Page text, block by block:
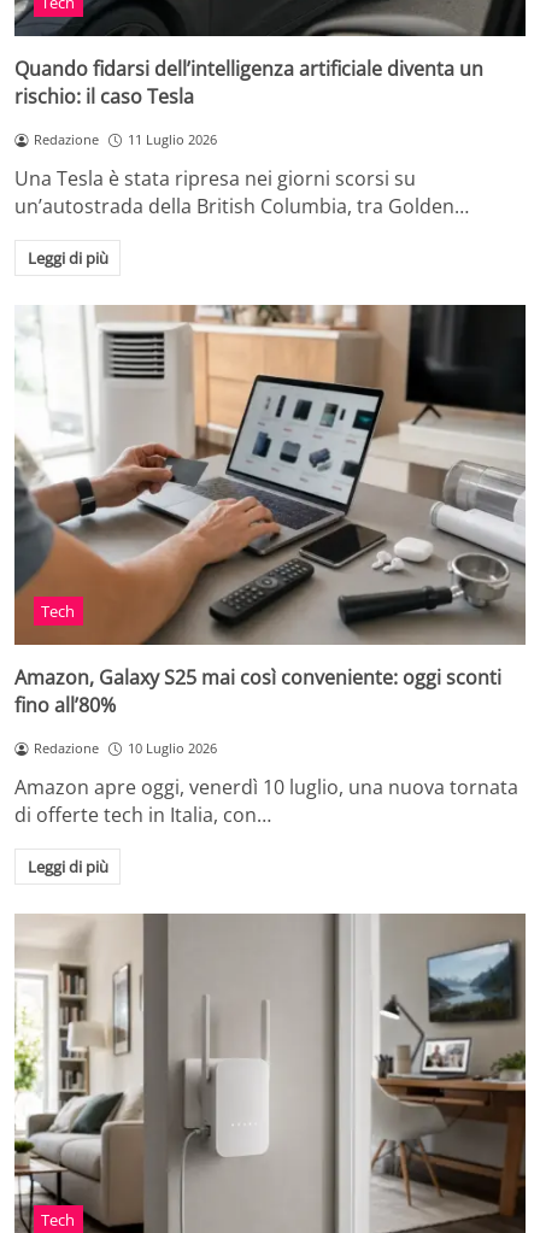
Quando fidarsi dell’intelligenza artificiale diventa un
rischio: il caso Tesla
Redazione 11 Luglio 2026
Una Tesla è stata ripresa nei giorni scorsi su
un’autostrada della British Columbia, tra Golden…
Leggi di più
Tech
Amazon, Galaxy S25 mai così conveniente: oggi sconti
fino all’80%
Redazione 10 Luglio 2026
Amazon apre oggi, venerdì 10 luglio, una nuova tornata
di offerte tech in Italia, con…
Leggi di più
Tech